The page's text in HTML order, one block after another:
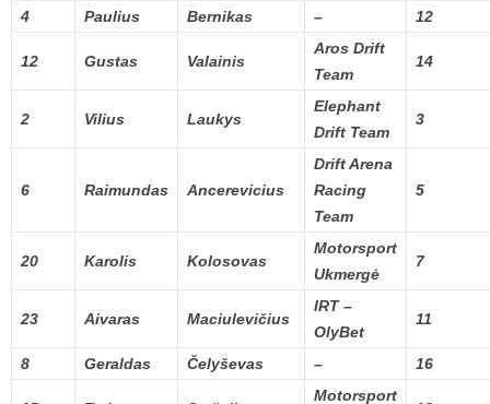
4 Paulius Bernikas – 12
12 Gustas Valainis
Aros Drift
Team
14
2 Vilius Laukys
Elephant
Drift Team
3
6 Raimundas Ancerevicius
Drift Arena
Racing
Team
5
20 Karolis Kolosovas
Motorsport
Ukmergė
7
23 Aivaras Maciulevičius
IRT –
OlyBet
11
8 Geraldas Čelyševas – 16
Motorsport